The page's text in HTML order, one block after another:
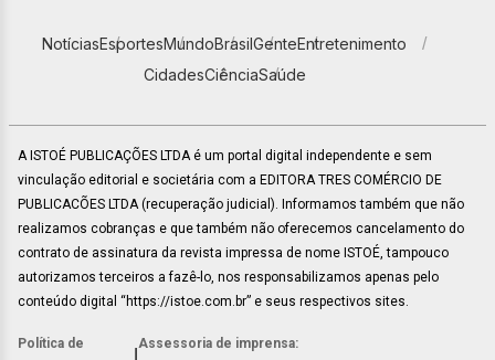
NotíciasEsportesMundoBrasilGenteEntretenimento
CidadesCiênciaSaúde
A ISTOÉ PUBLICAÇÕES LTDA é um portal digital independente e sem
vinculação editorial e societária com a EDITORA TRES COMÉRCIO DE
PUBLICACÕES LTDA (recuperação judicial). Informamos também que não
realizamos cobranças e que também não oferecemos cancelamento do
contrato de assinatura da revista impressa de nome ISTOÉ, tampouco
autorizamos terceiros a fazê-lo, nos responsabilizamos apenas pelo
conteúdo digital “https://istoe.com.br” e seus respectivos sites.
Política de Assessoria de imprensa: